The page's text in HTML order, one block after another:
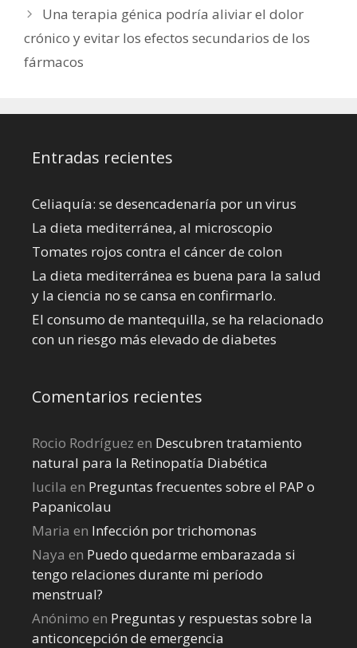
Una terapia génica podría aliviar el dolor
crónico y evitar los efectos secundarios de los
fármacos
Entradas recientes
Celiaquía: se desencadenaría por un virus
La dieta mediterránea, al microscopio
Tomates rojos contra el cáncer de colon
La dieta mediterránea es buena para la salud
y la ciencia no se cansa en confirmarlo.
El consumo de mantequilla, se ha relacionado
con un riesgo más elevado de diabetes
Comentarios recientes
Rocio Rodríguez en Descubren tratamiento
natural para la Retinopatía Diabética
lucila en Preguntas frecuentes sobre el PAP o
Papanicolau
Maria en Infección por trichomonas
Naya en Puedo quedarme embarazada si
tengo relaciones durante mi perí­odo
menstrual?
Anónimo en Preguntas y respuestas sobre la
anticoncepción de emergencia